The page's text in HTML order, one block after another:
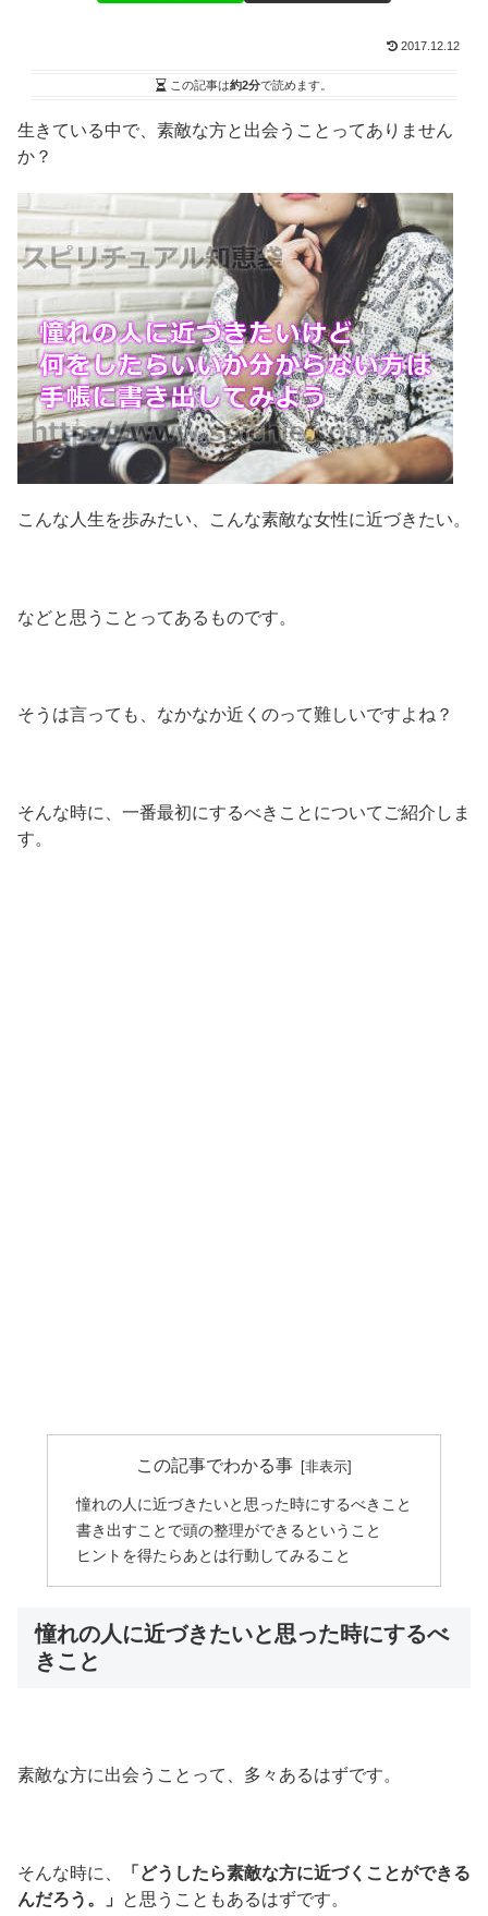
2017.12.12
この記事は約2分で読めます。
生きている中で、素敵な方と出会うことってありません
か？
こんな人生を歩みたい、こんな素敵な女性に近づきたい。
などと思うことってあるものです。
そうは言っても、なかなか近くのって難しいですよね？
そんな時に、一番最初にするべきことについてご紹介しま
す。
この記事でわかる事
憧れの人に近づきたいと思った時にするべきこと
書き出すことで頭の整理ができるということ
ヒントを得たらあとは行動してみること
憧れの人に近づきたいと思った時にするべ
きこと
素敵な方に出会うことって、多々あるはずです。
そんな時に、
「どうしたら素敵な方に近づくことができる
んだろう。」
と思うこともあるはずです。